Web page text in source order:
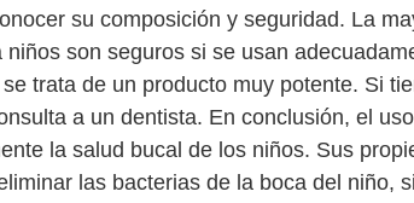
su composición y seguridad. La
son seguros si se usan
trata de un producto muy potente. Si
a un dentista. En conclusión, el
la salud bucal de los niños. Sus
las bacterias de la boca del niño,